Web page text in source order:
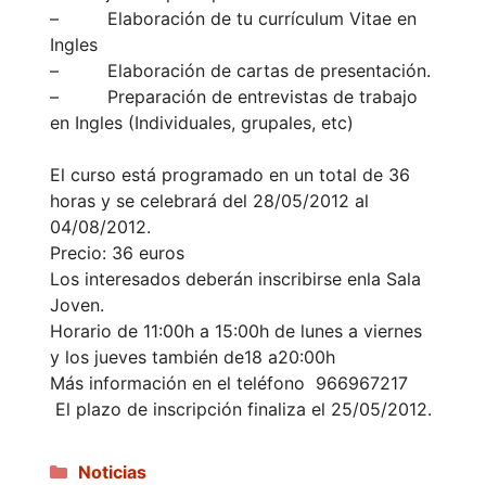
– Elaboración de tu currículum Vitae en
Ingles
– Elaboración de cartas de presentación.
– Preparación de entrevistas de trabajo
en Ingles (Individuales, grupales, etc)
El curso está programado en un total de 36
horas y se celebrará del 28/05/2012 al
04/08/2012.
Precio: 36 euros
Los interesados deberán inscribirse enla Sala
Joven.
Horario de 11:00h a 15:00h de lunes a viernes
y los jueves también de18 a20:00h
Más información en el teléfono 966967217
El plazo de inscripción finaliza el 25/05/2012.
Categorías
Noticias